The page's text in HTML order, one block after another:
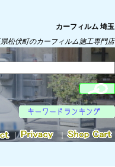
カーフィルム 埼玉
松伏町のカーフィルム施工専門店
｜ ｜